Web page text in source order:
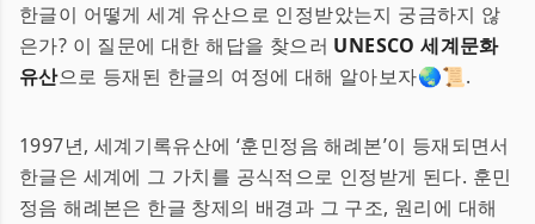
한글이 어떻게 세계 유산으로 인정받았는지 궁금하지 않
은가? 이 질문에 대한 해답을 찾으러 UNESCO 세계문화
유산으로 등재된 한글의 여정에 대해 알아보자🌏📜.
1997년, 세계기록유산에 ‘훈민정음 해례본’이 등재되면서
한글은 세계에 그 가치를 공식적으로 인정받게 된다. 훈민
정음 해례본은 한글 창제의 배경과 그 구조, 원리에 대해